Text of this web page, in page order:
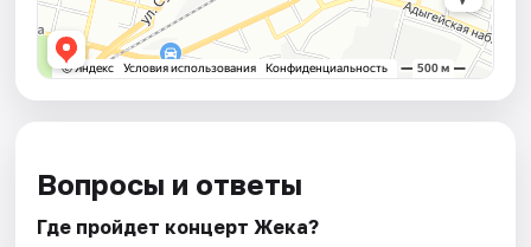
Вопросы и ответы
Где пройдет концерт Жека?